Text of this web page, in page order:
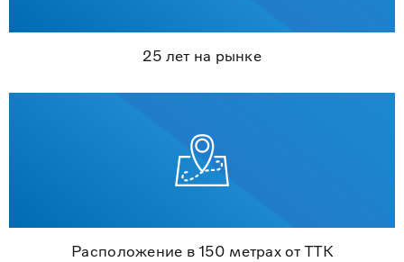
25 лет на рынке
Расположение в 150 метрах от ТТК